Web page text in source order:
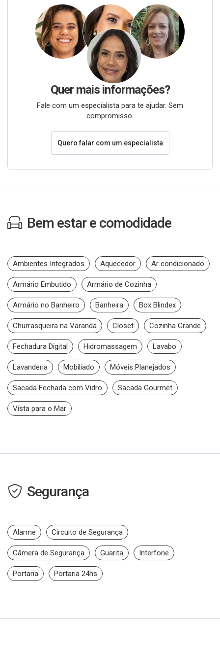
Quer mais informações?
Fale com um especialista para te ajudar. Sem
compromisso.
Quero falar com um especialista
Bem estar e comodidade
Ambientes Integrados Aquecedor Ar condicionado
Armário Embutido Armário de Cozinha
Armário no Banheiro Banheira Box Blindex
Churrasqueira na Varanda Closet Cozinha Grande
Fechadura Digital Hidromassagem Lavabo
Lavanderia Mobiliado Móveis Planejados
Sacada Fechada com Vidro Sacada Gourmet
Vista para o Mar
Segurança
Alarme Circuito de Segurança
Câmera de Segurança Guarita Interfone
Portaria Portaria 24hs